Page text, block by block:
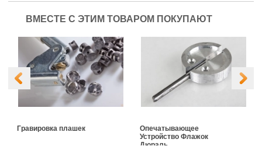
ВМЕСТЕ С ЭТИМ ТОВАРОМ ПОКУПАЮТ
Гравировка плашек
Опечатывающее
Устройство Флажок
Дюраль